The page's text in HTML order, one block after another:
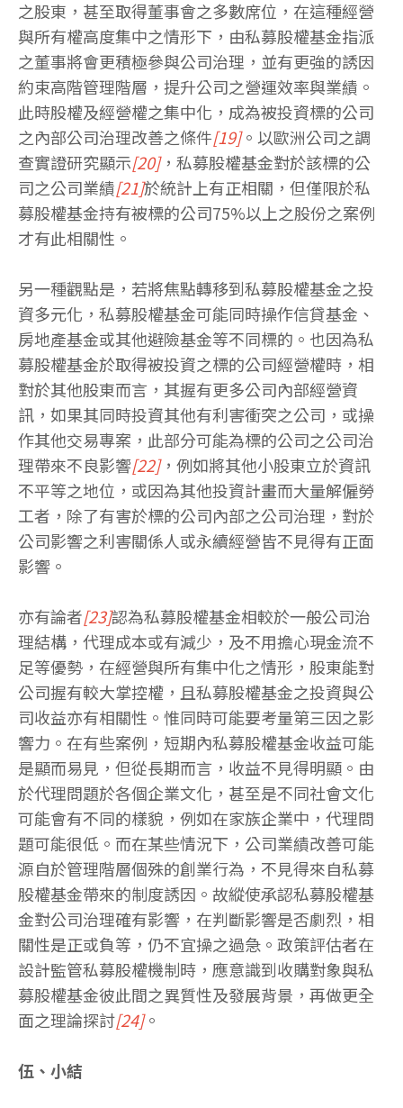
之股東，甚至取得董事會之多數席位，在這種經營
與所有權高度集中之情形下，由私募股權基金指派
之董事將會更積極參與公司治理，並有更強的誘因
約束高階管理階層，提升公司之營運效率與業績。
此時股權及經營權之集中化，成為被投資標的公司
之內部公司治理改善之條件[19]。以歐洲公司之調
查實證研究顯示[20]，私募股權基金對於該標的公
司之公司業績[21]於統計上有正相關，但僅限於私
募股權基金持有被標的公司75%以上之股份之案例
才有此相關性。
另一種觀點是，若將焦點轉移到私募股權基金之投
資多元化，私募股權基金可能同時操作信貸基金、
房地產基金或其他避險基金等不同標的。也因為私
募股權基金於取得被投資之標的公司經營權時，相
對於其他股東而言，其握有更多公司內部經營資
訊，如果其同時投資其他有利害衝突之公司，或操
作其他交易專案，此部分可能為標的公司之公司治
理帶來不良影響[22]，例如將其他小股東立於資訊
不平等之地位，或因為其他投資計畫而大量解僱勞
工者，除了有害於標的公司內部之公司治理，對於
公司影響之利害關係人或永續經營皆不見得有正面
影響。
亦有論者[23]認為私募股權基金相較於一般公司治
理結構，代理成本或有減少，及不用擔心現金流不
足等優勢，在經營與所有集中化之情形，股東能對
公司握有較大掌控權，且私募股權基金之投資與公
司收益亦有相關性。惟同時可能要考量第三因之影
響力。在有些案例，短期內私募股權基金收益可能
是顯而易見，但從長期而言，收益不見得明顯。由
於代理問題於各個企業文化，甚至是不同社會文化
可能會有不同的樣貌，例如在家族企業中，代理問
題可能很低。而在某些情況下，公司業績改善可能
源自於管理階層個殊的創業行為，不見得來自私募
股權基金帶來的制度誘因。故縱使承認私募股權基
金對公司治理確有影響，在判斷影響是否劇烈，相
關性是正或負等，仍不宜操之過急。政策評估者在
設計監管私募股權機制時，應意識到收購對象與私
募股權基金彼此間之異質性及發展背景，再做更全
面之理論探討[24]。
伍、小結